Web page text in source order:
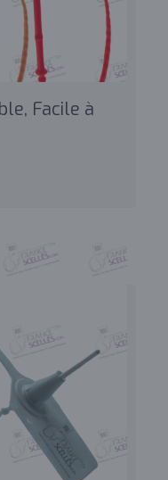
Facile à